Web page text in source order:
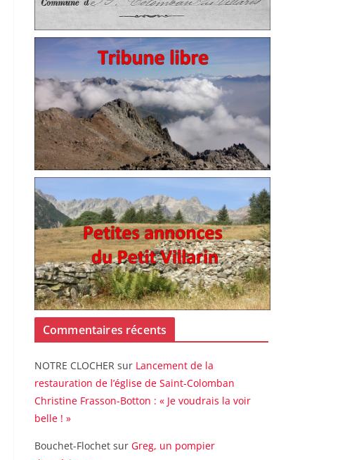
Commentaires récents
NOTRE CLOCHER sur Lancement de la
restauration de l’église de Saint-Colomban
Christine Frasson-Botton : « Je voudrais la voir
belle ! »
Bouchet-Flochet sur Greg, un pompier